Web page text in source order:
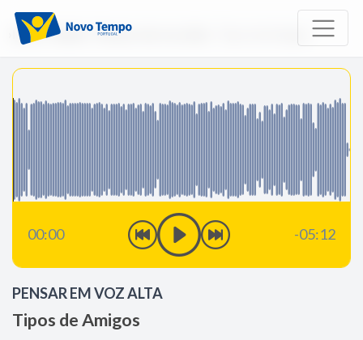
Início Rádio Pensar em voz alta
00:00 -05:12
PENSAR EM VOZ ALTA
Tipos de Amigos